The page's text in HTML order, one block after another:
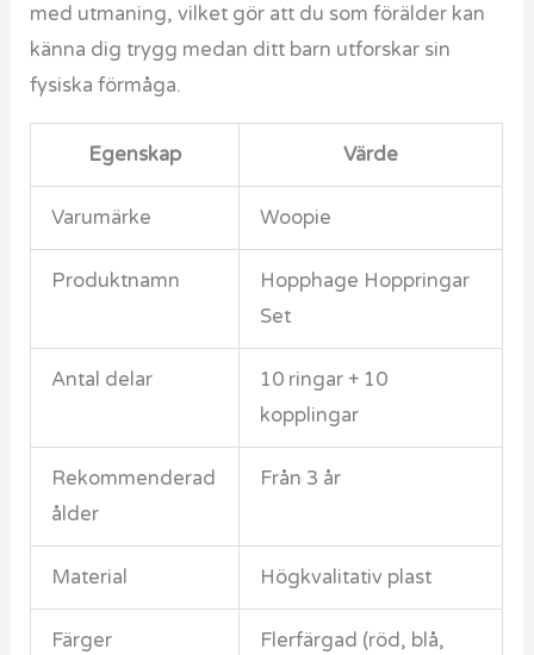
med utmaning, vilket gör att du som förälder kan
känna dig trygg medan ditt barn utforskar sin
fysiska förmåga.
Egenskap Värde
Varumärke Woopie
Produktnamn
Hopphage Hoppringar
Set
Antal delar
10 ringar + 10
kopplingar
Rekommenderad
ålder
Från 3 år
Material Högkvalitativ plast
Färger Flerfärgad (röd, blå,